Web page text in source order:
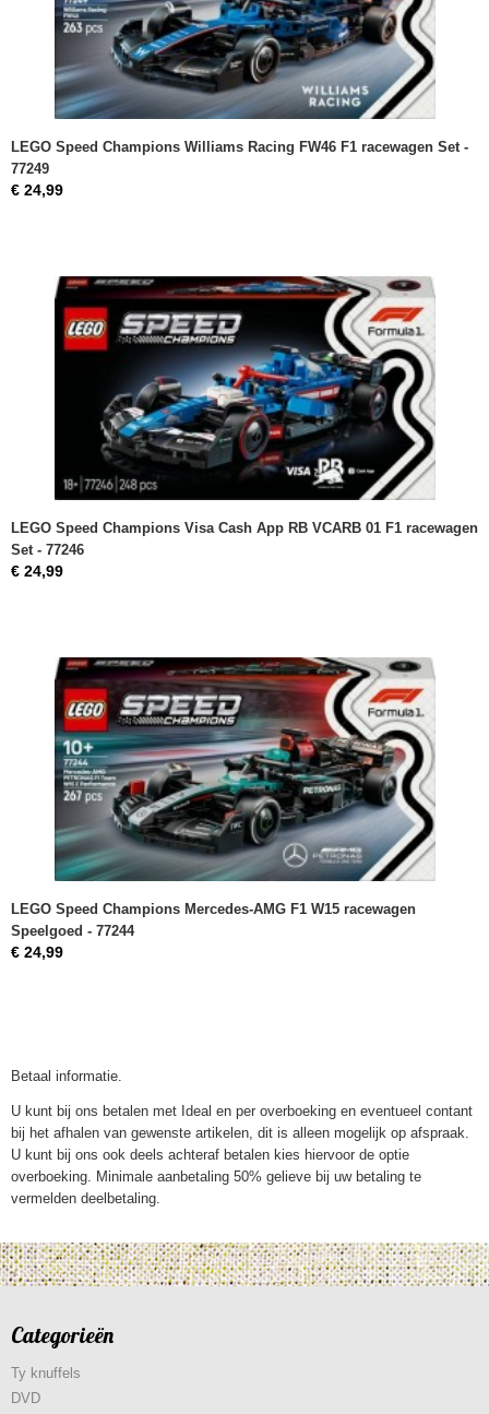
LEGO Speed Champions Williams Racing FW46 F1 racewagen Set -
77249
€ 24,99
LEGO Speed Champions Visa Cash App RB VCARB 01 F1 racewagen
Set - 77246
€ 24,99
LEGO Speed Champions Mercedes-AMG F1 W15 racewagen
Speelgoed - 77244
€ 24,99
Betaal informatie.
U kunt bij ons betalen met Ideal en per overboeking en eventueel contant
bij het afhalen van gewenste artikelen, dit is alleen mogelijk op afspraak.
U kunt bij ons ook deels achteraf betalen kies hiervoor de optie
overboeking. Minimale aanbetaling 50% gelieve bij uw betaling te
vermelden deelbetaling.
Categorieën
Ty knuffels
DVD